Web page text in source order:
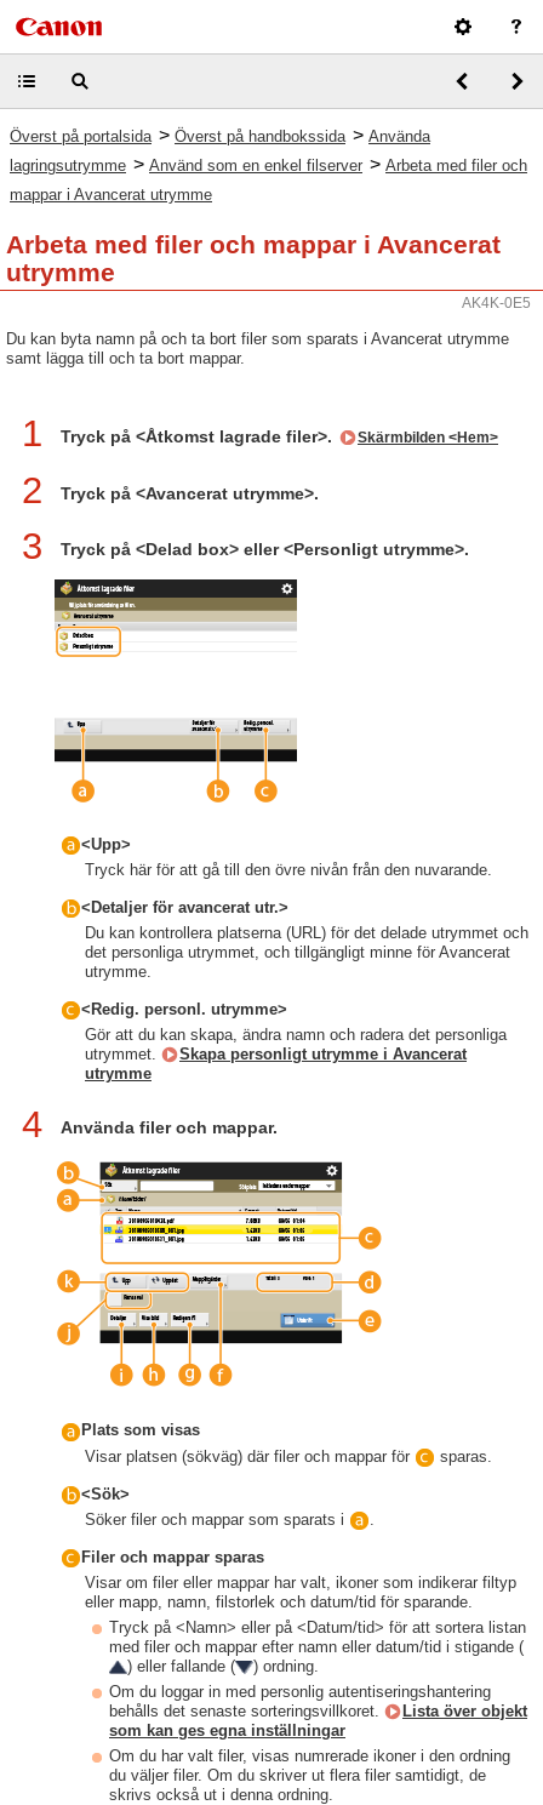
Överst på portalsida > Överst på handbokssida > Använda
lagringsutrymme > Använd som en enkel filserver > Arbeta med filer och
mappar i Avancerat utrymme
Arbeta med filer och mappar i Avancerat
utrymme
AK4K-0E5
Du kan byta namn på och ta bort filer som sparats i Avancerat utrymme
samt lägga till och ta bort mappar.
1 Tryck på <Åtkomst lagrade filer>. Skärmbilden <Hem>
2 Tryck på <Avancerat utrymme>.
3 Tryck på <Delad box> eller <Personligt utrymme>.
<Upp>
Tryck här för att gå till den övre nivån från den nuvarande.
<Detaljer för avancerat utr.>
Du kan kontrollera platserna (URL) för det delade utrymmet och
det personliga utrymmet, och tillgängligt minne för Avancerat
utrymme.
<Redig. personl. utrymme>
Gör att du kan skapa, ändra namn och radera det personliga
utrymmet.
Skapa personligt utrymme i Avancerat
utrymme
4 Använda filer och mappar.
Plats som visas
Visar platsen (sökväg) där filer och mappar för
sparas.
<Sök>
Söker filer och mappar som sparats i
Filer och mappar sparas
Visar om filer eller mappar har valt, ikoner som indikerar filtyp
eller mapp, namn, filstorlek och datum/tid för sparande.
Tryck på <Namn> eller på <Datum/tid> för att sortera listan
med filer och mappar efter namn eller datum/tid i stigande (
) eller fallande (
) ordning.
Om du loggar in med personlig autentiseringshantering
behålls det senaste sorteringsvillkoret.
Lista över objekt
som kan ges egna inställningar
Om du har valt filer, visas numrerade ikoner i den ordning
du väljer filer. Om du skriver ut flera filer samtidigt, de
skrivs också ut i denna ordning.